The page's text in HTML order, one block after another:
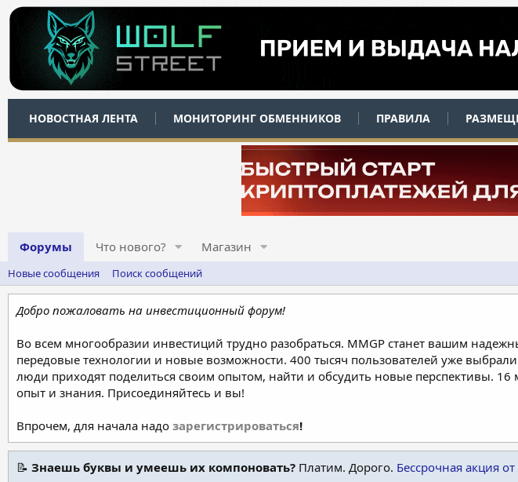
НОВОСТНАЯ ЛЕНТА МОНИТОРИНГ ОБМЕННИКОВ ПРАВИЛА
Форумы Что нового? Магазин
Новые сообщения Поиск сообщений
Добро пожаловать на инвестиционный форум!
Во всем многообразии инвестиций трудно разобраться. MMGP станет вашим
передовые технологии и новые возможности. 400 тысяч пользователей уже
люди приходят поделиться своим опытом, найти и обсудить новые перспективы.
опыт и знания. Присоединяйтесь и вы!
Впрочем, для начала надо зарегистрироваться!
📝 Знаешь буквы и умеешь их компоновать? Платим. Дорого. Бессрочная акция